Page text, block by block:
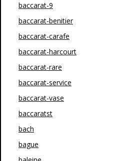
baccarat-9
baccarat-benitier
baccarat-carafe
baccarat-harcourt
baccarat-rare
baccarat-service
baccarat-vase
baccaratst
bach
bague